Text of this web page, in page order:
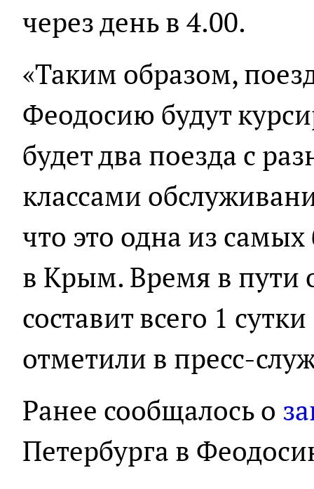
через день в 4.00.
«Таким образом,
Феодосию будут
будет два поезда с
классами
что это одна из
в Крым. Время в пути
составит всего 1
отметили в пресс-
Ранее сообщалось о
Петербурга в